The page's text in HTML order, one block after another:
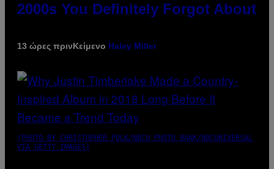
2000s You Definitely Forgot About
13 ώρες πρινΚείμενο Haley Miller
(PHOTO BY CHRISTOPHER POLK/NBCU PHOTO BANK/NBCUNIVERSAL
VIA GETTY IMAGES)